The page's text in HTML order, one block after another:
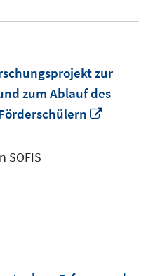
zur
zum Ablauf des
SOFIS